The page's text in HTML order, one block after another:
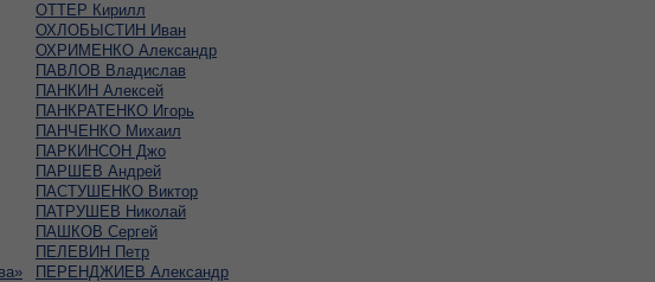
ОТТЕР Кирилл
ОХЛОБЫСТИН Иван
ОХРИМЕНКО Александр
ПАВЛОВ Владислав
ПАНКИН Алексей
ПАНКРАТЕНКО Игорь
ПАНЧЕНКО Михаил
ПАРКИНСОН Джо
ПАРШЕВ Андрей
ПАСТУШЕНКО Виктор
ПАТРУШЕВ Николай
ПАШКОВ Сергей
ПЕЛЕВИН Петр
ПЕРЕНДЖИЕВ Александр